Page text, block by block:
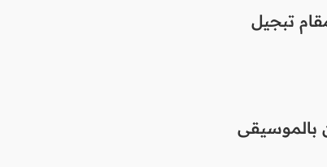
تبجيل
بالموسيقى